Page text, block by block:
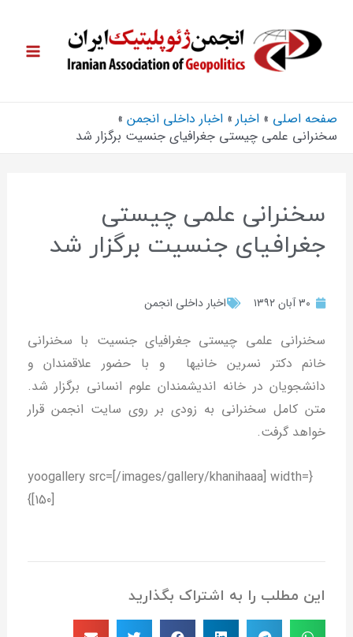
صفحه اصلی اخبار
اخبار داخلی انجمن
سخنرانی علمی چیستی جغرافیای جنسیت برگزار شد
سخنرانی علمی چیستی
جغرافیای جنسیت برگزار شد
۳۰ آبان ۱۳۹۲ اخبار داخلی انجمن
سخنرانی علمی چیستی جغرافیای جنسیت با سخنرانی
خانم دکتر نسرین خانیها و با حضور علاقمندان و
دانشجویان در خانه اندیشمندان علوم انسانی برگزار شد.
متن کامل سخنرانی به زودی بر روی سایت انجمن قرار
خواهد گرفت.
{yoogallery src=[/images/gallery/khanihaaa] width=
[150]}
این مطلب را به اشتراک بگذارید